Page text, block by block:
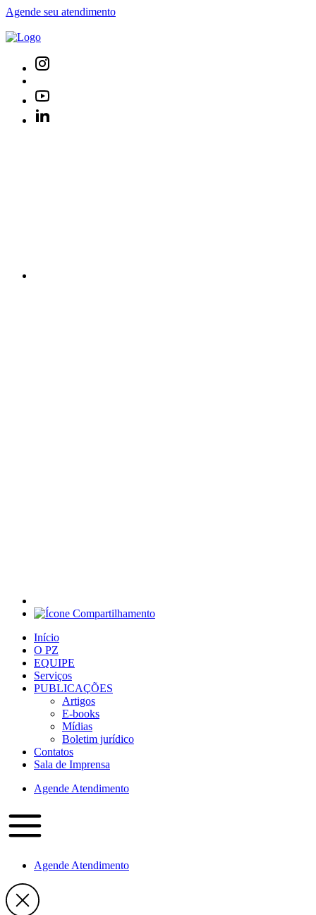
Agende seu atendimento
Início
O PZ
EQUIPE
Serviços
PUBLICAÇÕES
Artigos
E-books
Mídias
Boletim jurídico
Contatos
Sala de Imprensa
Agende Atendimento
Agende Atendimento